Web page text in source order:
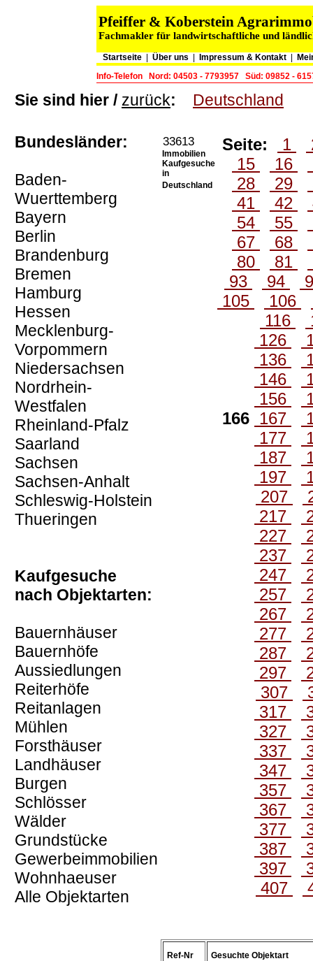
Pfeiffer & Koberstein
Fachmakler für landwirtschaftliche und
Startseite Über uns Impressum & Kontakt
Info-Telefon
Nord: 04503 - 7793957 Süd: 09852 -
Sie sind hier / zurück: Deutschland
Bundesländer:
Baden-
Wuerttemberg
Bayern
Berlin
Brandenburg
Bremen
Hamburg
Hessen
Mecklenburg-
Vorpommern
Niedersachsen
Nordrhein-
Westfalen
Rheinland-Pfalz
Saarland
Sachsen
Sachsen-Anhalt
Schleswig-Holstein
Thueringen
Kaufgesuche
nach Objektarten:
Bauernhäuser
Bauernhöfe
Aussiedlungen
Reiterhöfe
Reitanlagen
Mühlen
Forsthäuser
Landhäuser
Burgen
Schlösser
Wälder
Grundstücke
Gewerbeimmobilien
Wohnhaeuser
Alle Objektarten
33613
Immobilien
Kaufgesuche
in
Deutschland
Seite: 1
15
16
28
29
41
42
54
55
67
68
80
81
93
94
105
106
116
126
136
146
156
166 167
177
187
197
207
217
227
237
247
257
267
277
287
297
307
317
327
337
347
357
367
377
387
397
407
Ref-Nr Gesuchte Objektart